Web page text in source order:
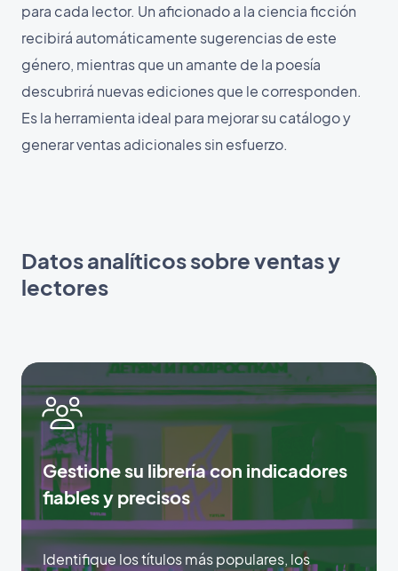
para cada lector. Un aficionado a la ciencia ficción
recibirá automáticamente sugerencias de este
género, mientras que un amante de la poesía
descubrirá nuevas ediciones que le corresponden.
Es la herramienta ideal para mejorar su catálogo y
generar ventas adicionales sin esfuerzo.
Datos analíticos sobre ventas y
lectores
Gestione su librería con indicadores
fiables y precisos
Identifique los títulos más populares, los